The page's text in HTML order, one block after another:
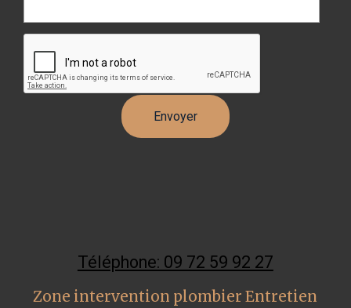
Téléphone: 09 72 59 92 27
Zone intervention plombier Entretien